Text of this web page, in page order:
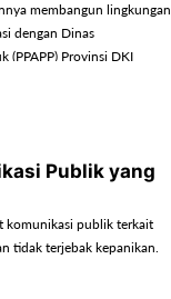
membangun lingkungan
dengan Dinas
(PPAPP) Provinsi DKI
Publik yang
komunikasi publik terkait
tidak terjebak kepanikan.